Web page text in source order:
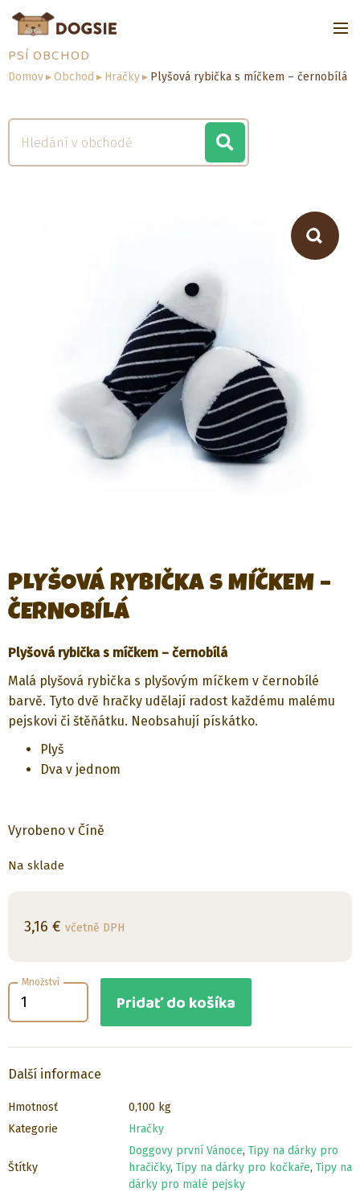
PSÍ OBCHOD
Domov▸Obchod ▸ Hračky▸ Plyšová rybička s míčkem – černobílá
PLYŠOVÁ RYBIČKA S MÍČKEM –
ČERNOBÍLÁ
Plyšová rybička s míčkem – černobílá
Malá plyšová rybička s plyšovým míčkem v černobílé
barvě. Tyto dvě hračky udělají radost každému malému
pejskovi či štěňátku. Neobsahují pískátko.
Plyš
Dva v jednom
Vyrobeno v Číně
Na sklade
3,16 € včetně DPH
Množství
Pridať do košíka
Další informace
Hmotnosť
0,100 kg
Kategorie
Hračky
Štítky
Doggovy první Vánoce, Tipy na dárky pro
hračičky, Tipy na dárky pro kočkaře, Tipy na
dárky pro malé pejsky